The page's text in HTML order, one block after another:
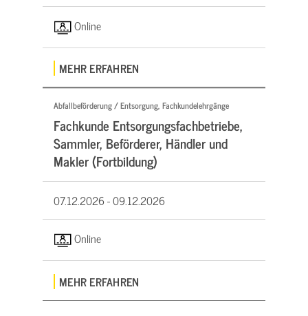
Online
MEHR ERFAHREN
Abfallbeförderung / Entsorgung, Fachkundelehrgänge
Fachkunde Entsorgungsfachbetriebe,
Sammler, Beförderer, Händler und
Makler (Fortbildung)
07.12.2026 -09.12.2026
Online
MEHR ERFAHREN